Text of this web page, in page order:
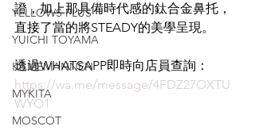
YELLOWS PLUS
YUICHI TOYAMA
KAMEMANNEN
MYKITA
MOSCOT
證，加上那具備時代感的鈦合金鼻托，
直接了當的將STEADY的美學呈現。
透過WHATSAPP即時向店員查詢：
https://wa.me/message/4FDZ27OXTU
WYO1